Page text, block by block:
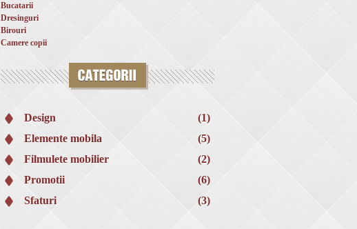
Bucatarii
Dresinguri
Birouri
Camere copii
Design
(1)
Elemente mobila
(5)
Filmulete mobilier
(2)
Promotii
(6)
Sfaturi
(3)